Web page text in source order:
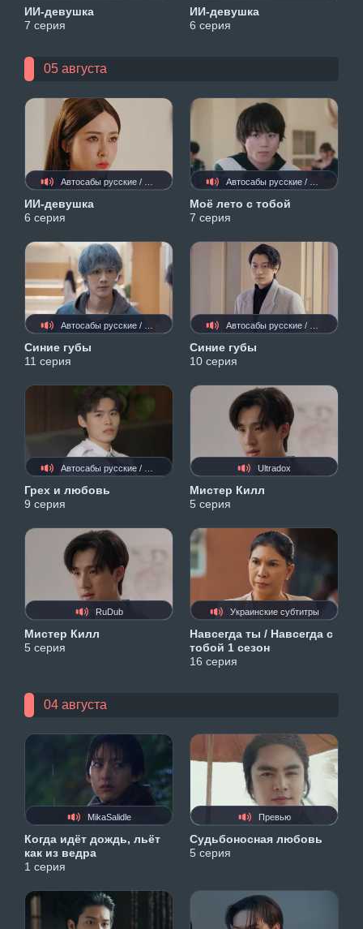
ИИ-девушка
7 серия
ИИ-девушка
6 серия
05 августа
Автосабы русские / украинские
ИИ-девушка
6 серия
Автосабы русские / украинские
Моё лето с тобой
7 серия
Автосабы русские / украинские
Синие губы
11 серия
Автосабы русские / украинские
Синие губы
10 серия
Автосабы русские / украинские
Грех и любовь
9 серия
Ultradox
Мистер Килл
5 серия
RuDub
Мистер Килл
5 серия
Украинские субтитры
Навсегда ты / Навсегда с
тобой 1 сезон
16 серия
04 августа
MikaSalidle
Когда идёт дождь, льёт
как из ведра
1 серия
Превью
Судьбоносная любовь
5 серия